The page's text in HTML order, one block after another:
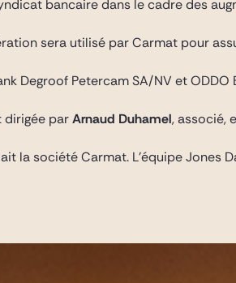
bancaire dans le cadre des
sera utilisé par Carmat pour
Degroof Petercam SA/NV et
dirigée parArnaud Duhamel, associé,
la société Carmat. L’équipe Jones